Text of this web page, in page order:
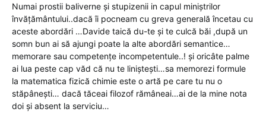
Numai prostii baliverne și stupizenii in capul miniștrilor
învățământului..dacă îi pocneam cu greva generală încetau cu
aceste abordări …Davide taică du-te și te culcă băi ,după un
somn bun ai să ajungi poate la alte abordări semantice…
memorare sau competențe incompetentule..! și oricâte palme
ai lua peste cap văd că nu te liniștești…sa memorezi formule
la matematica fizică chimie este o artă pe care tu nu o
stăpânești… dacă tăceai filozof rămâneai…ai de la mine nota
doi și absent la serviciu…